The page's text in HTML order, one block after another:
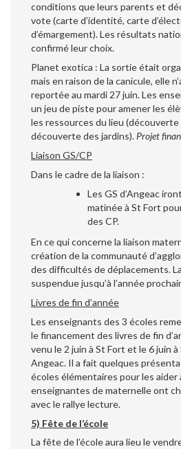
conditions que leurs parents et
vote (carte d’identité, carte
d’émargement). Les résultats
confirmé leur choix.
Planet exotica : La sortie était
mais en raison de la canicule, elle
reportée au mardi 27 juin. Les
un jeu de piste pour amener les
les ressources du lieu (découverte
découverte des jardins). Projet
Liaison GS/CP
Dans le cadre de la liaison :
Les GS d’Angeac
matinée à St Fort
des CP.
En ce qui concerne la liaison
création de la communauté
des difficultés de déplacements.
suspendue jusqu’à l’année
Livres de fin d’année
Les enseignants des 3 écoles
le financement des livres de fin
venu le 2 juin à St Fort et le 6 juin à
Angeac. Il a fait quelques
écoles élémentaires pour les aider
enseignantes de maternelle ont
avec le rallye lecture.
5) Fête de l’école
La fête de l’école aura lieu le